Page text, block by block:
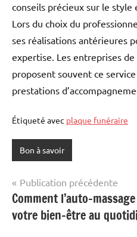
conseils précieux sur le
Lors du choix du
ses réalisations antérieures
expertise. Les entreprises
proposent souvent ce
prestations
Étiqueté avec plaque funéraire
Bon à savoir
Navigation
de
l’article
Publication précédente
Comment l’auto-
votre bien-être au